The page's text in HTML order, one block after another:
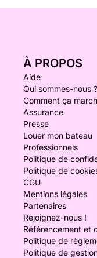
À PROPOS
Aide
Qui sommes-nous ?
Comment ça
Assurance
Presse
Louer mon bateau
Professionnels
Politique de
Politique de
CGU
Mentions légales
Partenaires
Rejoignez-nous !
Référencement et
Politique de
Politique de